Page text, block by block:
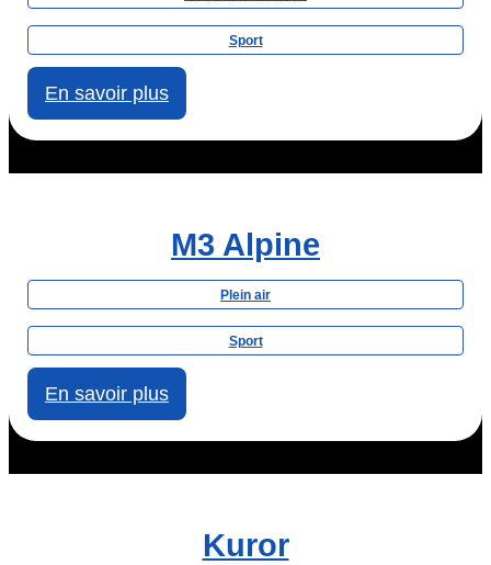
Sport
En savoir plus
M3 Alpine
Plein air
Sport
En savoir plus
Kuror